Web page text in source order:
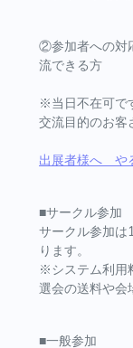
②参加者への対
流できる方
※当日不在可で
交流目的のお客
出展者様へ や
■サークル参加
サークル参加
ります。
※システム利用
選会の送料や会
■一般参加